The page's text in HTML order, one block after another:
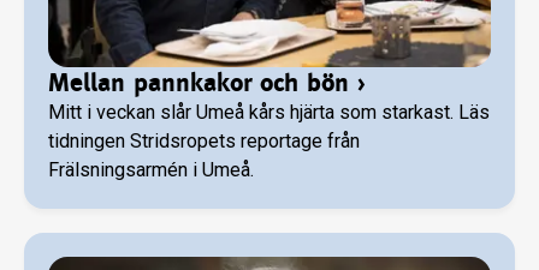
Mellan pannkakor och bön ›
Mitt i veckan slår Umeå kårs hjärta som starkast. Läs
tidningen Stridsropets reportage från
Frälsningsarmén i Umeå.